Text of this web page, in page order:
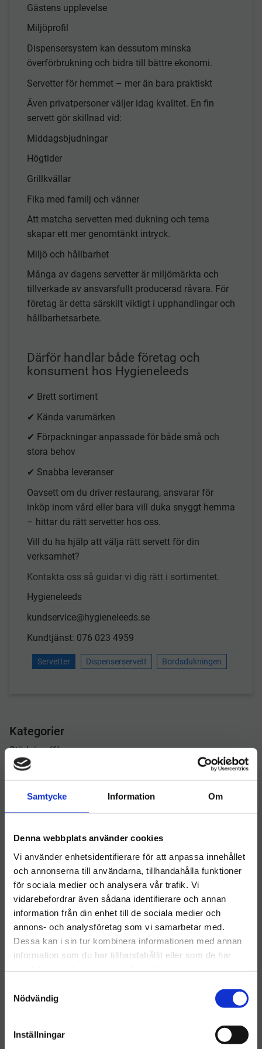
Samtycke Information Om
Denna webbplats använder cookies
Vi använder enhetsidentifierare för att anpassa innehållet
och annonserna till användarna, tillhandahålla funktioner
för sociala medier och analysera vår trafik. Vi
vidarebefordrar även sådana identifierare och annan
information från din enhet till de sociala medier och
annons- och analysföretag som vi samarbetar med.
Dessa kan i sin tur kombinera informationen med annan
information som du har tillhandahållit eller som de har
Nödvändig
Inställningar
Gästens upplevelse
Miljöprofil
Dispensersystem kan dessutom minska
överförbrukning och bidra till bättre ekonomi.
Servetter för hemmet – mer än bara praktiskt
Även privatpersoner väljer idag kvalitet. En fin
servett gör skillnad vid:
Middagsbjudningar
Högtider
Grillkvällar
Fika med familj och vänner
Att matcha servetten med dukning och tema
skapar ett mer genomtänkt intryck.
Miljö och hållbarhet
Många av dagens servetter är miljömärkta och
tillverkade av ansvarsfullt producerad råvara. För
företag är detta särskilt viktigt i upphandlingar och
hållbarhetsarbete.
Därför handlar både företag och
konsument hos Hygieneleeds
✔ Brett sortiment
✔ Kända varumärken
✔ Förpackningar anpassade för både små och
stora behov
✔ Snabba leveranser
Oavsett om du driver restaurang, ansvarar för
inköp inom vård eller bara vill duka snyggt hemma
– hittar du rätt servetter hos oss.
Vill du ha hjälp att välja rätt servett för din
verksamhet?
Kontakta oss så guidar vi dig rätt i sortimentet.
Hygieneleeds
kundservice@hygieneleeds.se
Kundtjänst: 076 023 4959
Servetter Dispenserservett Bordsdukningen
Kategorier
Städning (6)
Tips och trix (1)
Pappersprodukter (1)
Badrum (2)
Tvålsystem (2)
Dispensers (2)
Professionella Utrymmen (3)
Avdelning för Fönsterputs (1)
professionella produkter (5)
Latexhandske Opudrad (1)
Latexhandske (1)
MAX Munskydd 3-lager IIR Blå 50-pack (1)
Tandläkarmottagningar (1)
Skoskydd (1)
Upptäck Activa tvättpulver för alla behov (2)
Välkommen till hygieneleeds.se
Vill du handla som företag eller privatperson?
FÖRETAG
Priser visas inkl. moms